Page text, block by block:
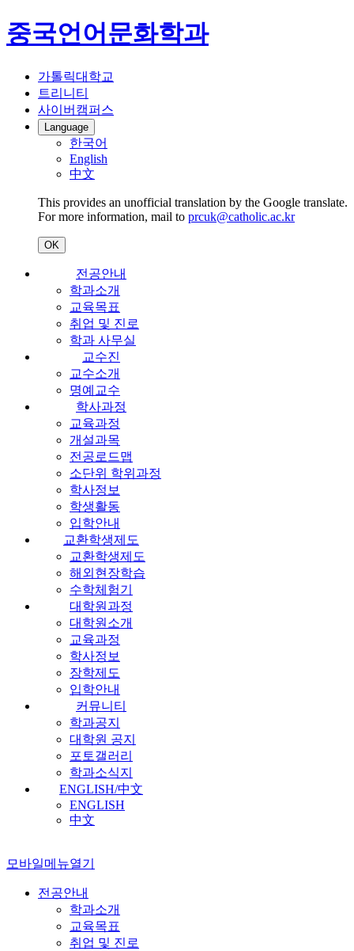
중국언어문화학과
가톨릭대학교
트리니티
사이버캠퍼스
Language
한국어
English
中文
This provides an unofficial translation by the Google translate.
For more information, mail to prcuk@catholic.ac.kr
OK
전공안내
학과소개
교육목표
취업 및 진로
학과 사무실
교수진
교수소개
명예교수
학사과정
교육과정
개설과목
전공로드맵
소단위 학위과정
학사정보
학생활동
입학안내
교환학생제도
교환학생제도
해외현장학습
수학체험기
대학원과정
대학원소개
교육과정
학사정보
장학제도
입학안내
커뮤니티
학과공지
대학원 공지
포토갤러리
학과소식지
ENGLISH/中文
ENGLISH
中文
모바일메뉴열기
전공안내
학과소개
교육목표
취업 및 진로